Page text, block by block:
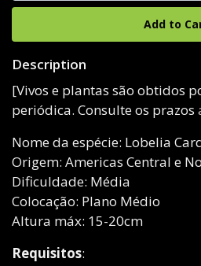
Description
[Vivos e plantas são obtidos
periódica. Consulte os prazos
Nome da espécie: Lobelia
Origem: Americas Central e
Dificuldade: Média
Colocação: Plano Médio
Altura máx: 15-20cm
Requisitos: